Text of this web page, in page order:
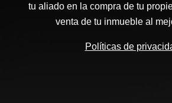
tu aliado en la compra de tu
venta de tu inmueble al
Políticas de